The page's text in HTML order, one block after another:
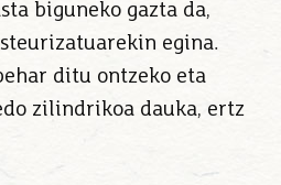
biguneko gazta da,
egina.
ditu ontzeko eta
zilindrikoa dauka, ertz